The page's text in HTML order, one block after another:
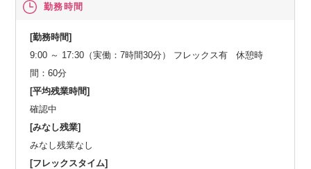
勤務時間
[勤務時間]
9:00 ～ 17:30（実働：7時間30分） フレックス有 休憩時
間：60分
[平均残業時間]
確認中
[みなし残業]
みなし残業なし
[フレックスタイム]